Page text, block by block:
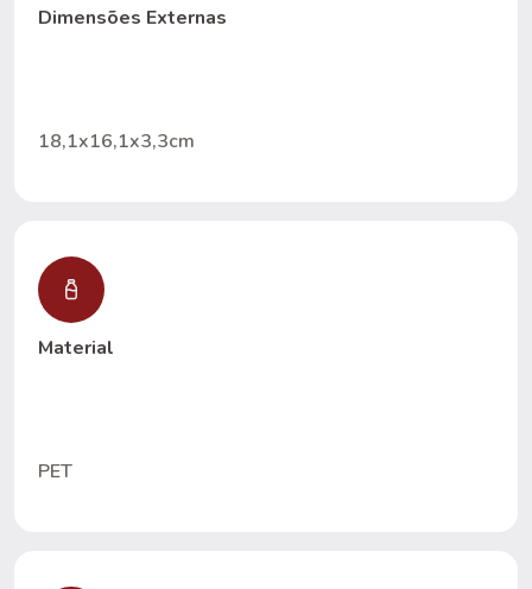
Dimensões Externas
18,1x16,1x3,3cm
Material
PET